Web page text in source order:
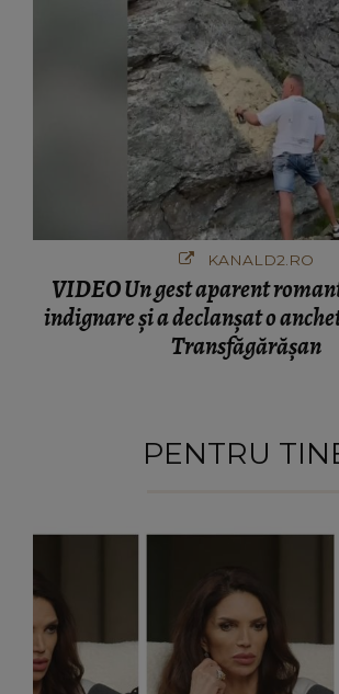
KANALD2.RO
VIDEO Un gest aparent
indignare și a declanșat o
Transfăgărășan
PENTRU